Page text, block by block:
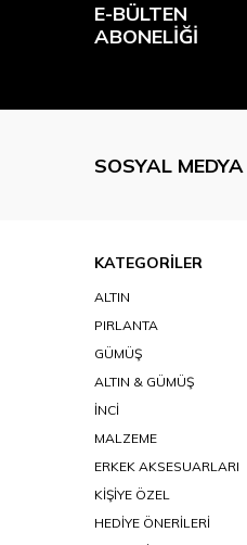
E-BÜLTEN
ABONELIĞI
SOSYAL MEDYA
KATEGORİLER
ALTIN
PIRLANTA
GÜMÜŞ
ALTIN & GÜMÜŞ
İNCİ
MALZEME
ERKEK AKSESUARLARI
KİŞİYE ÖZEL
HEDİYE ÖNERİLERİ